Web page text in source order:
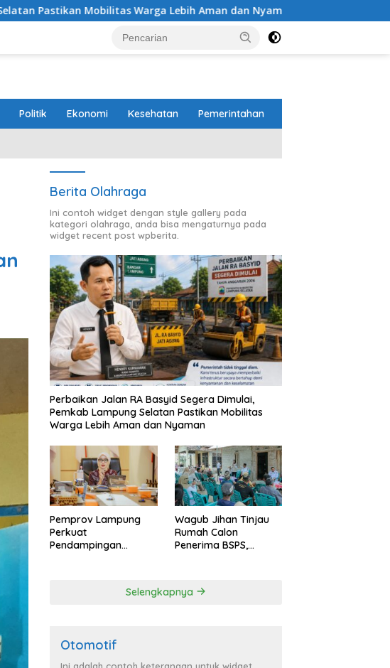
Warga Lebih Aman dan Nyaman Pemprov Lampung Perkuat
Politik Ekonomi Kesehatan Pemerintahan
Berita Olahraga
Ini contoh widget dengan style gallery pada
kategori olahraga, anda bisa mengaturnya pada
widget recent post wpberita.
Perbaikan Jalan RA Basyid Segera Dimulai,
Pemkab Lampung Selatan Pastikan Mobilitas
Warga Lebih Aman dan Nyaman
Pemprov Lampung
Perkuat
Pendampingan
Wagub Jihan Tinjau
Rumah Calon
Penerima BSPS,
Aspirasi Masyarakat
Selengkapnya
Otomotif
Ini adalah contoh keterangan untuk widget